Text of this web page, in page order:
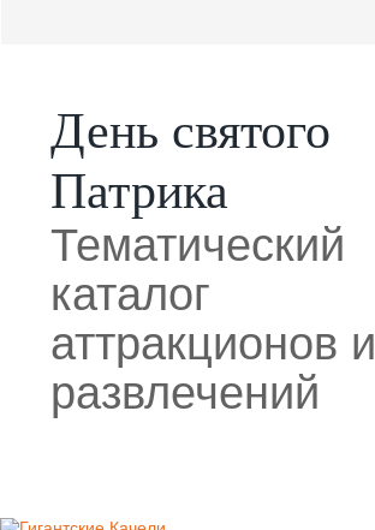
День святого
Патрика
Тематический
каталог
аттракционов и
развлечений